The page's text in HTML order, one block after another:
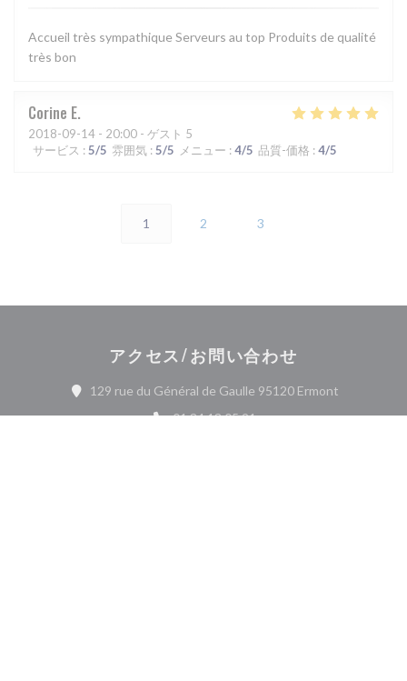
Accueil très sympathique Serveurs au top Produits de qualité
très bon
Corine E
2018-09-14 - 20:00 - ゲスト 5
サービス : 5/5 雰囲気 : 5/5 メニュー : 4/5 品質-価格 : 4/5
1 2 3
アクセス/お問い合わせ
129 rue du Général de Gaulle 95120 Ermont((新しいウ
01 34 13 05 21